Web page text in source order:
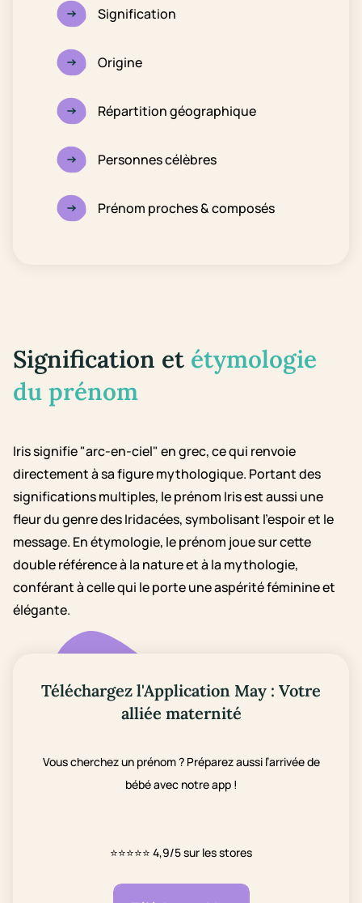
Signification
Origine
Répartition géographique
Personnes célèbres
Prénom proches & composés
Signification et étymologie
du prénom
Iris signifie "arc-en-ciel" en grec, ce qui renvoie
directement à sa figure mythologique. Portant des
significations multiples, le prénom Iris est aussi une
fleur du genre des Iridacées, symbolisant l'espoir et le
message. En étymologie, le prénom joue sur cette
double référence à la nature et à la mythologie,
conférant à celle qui le porte une aspérité féminine et
élégante.
Téléchargez l'Application May : Votre
alliée maternité
Vous cherchez un prénom ? Préparez aussi l’arrivée de
bébé avec notre app !
⭐⭐⭐⭐⭐ 4,9/5 sur les stores